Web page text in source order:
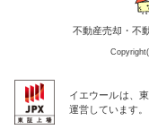
不動産売却・不
イエウールは、
運営しています。